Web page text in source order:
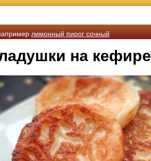
лимонный пирог сочный
на кефире